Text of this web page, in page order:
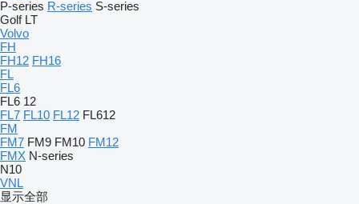
P-series R-series S-series
Golf LT
Volvo
FH
FH12 FH16
FL
FL6
FL6 12
FL7 FL10 FL12 FL612
FM
FM7 FM9 FM10 FM12
FMX N-series
N10
VNL
显示全部